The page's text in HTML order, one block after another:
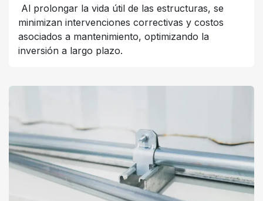
Al prolongar la vida útil de las estructuras, se
minimizan intervenciones correctivas y costos
asociados a mantenimiento, optimizando la
inversión a largo plazo.